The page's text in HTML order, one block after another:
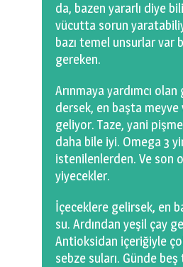
da, bazen yararlı diye
vücutta sorun
bazı temel unsurlar var
gereken.
Arınmaya yardımcı
dersek, en başta meyve
geliyor. Taze, yani
daha bile iyi. Omega 3
istenilenlerden. Ve son
yiyecekler.
İçeceklere gelirsek, en
su. Ardından yeşil çay
Antioksidan içeriğiyle
sebze suları. Günde